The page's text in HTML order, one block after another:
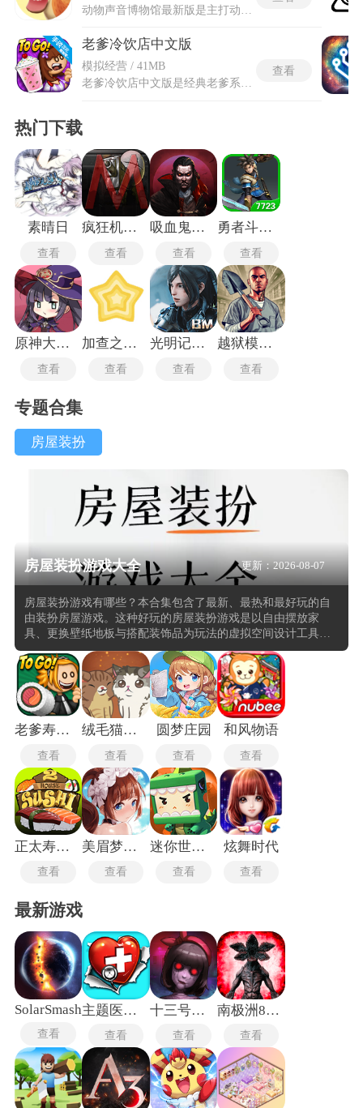
老爹冷饮店中文版
模拟经营 / 41MB
老爹冷饮店中文版是经典老爹系列中备受欢迎的模拟经营养成佳作，玩家将化身店主，与老爹并肩作战，亲手打造梦幻冷饮帝国。老爹冷饮店中文版高度还原现实制作流程，从倾倒丝滑冰淇淋基底，到精准添加混合物与糖浆，再到搅拌圣代、挤上生奶油并撒上丰富浇头，每一步都需精心操作，带来极致逼真的烹饪体验。除了在后厨忙碌，你还需穿梭于不同区域完成多样任务，巧妙应对挑剔顾客的奇葩需求，用赚取的金币升级设备、装修店铺，打造独一无二的风格小店。
查看
热门下载
素晴日
查看
疯狂机械手最新版
查看
吸血鬼幸存者安卓版
查看
勇者斗恶龙9重制版
查看
原神大战丘丘人
查看
加查之星中文版
查看
光明记忆无限
查看
越狱模拟器手机版
查看
专题合集
房屋装扮
房屋装扮游戏大全 更新：2026-08-07
房屋装扮游戏有哪些？本合集包含了最新、最热和最好玩的自
由装扮房屋游戏。这种好玩的房屋装扮游戏是以自由摆放家
具、更换壁纸地板与搭配装饰品为玩法的虚拟空间设计工具，
大多具有海量风格的家具素材库与实时3D预览视窗，用户从毛
坯房或既定户型出发，通过拖拽、旋转、缩放等操作逐步将空
房间填满为个性居所。多数此类游戏将家具按客厅、卧室、厨
房等功能区分类陈列，同时开放墙壁粉刷、地板材质替换、窗
帘样式选择与灯光色温调节等细节控制项，部分工具还引入日
夜光照切换与镜头漫游功能，以便从不同角度审视空间层次。
老爹寿司店togo
查看
绒毛猫咖啡厅
查看
圆梦庄园
查看
和风物语
查看
正太寿司屋2
查看
美眉梦工厂
查看
迷你世界怀旧版
查看
炫舞时代
查看
最新游戏
SolarSmash
查看
主题医院单机版
查看
十三号病院
查看
南极洲88号
查看